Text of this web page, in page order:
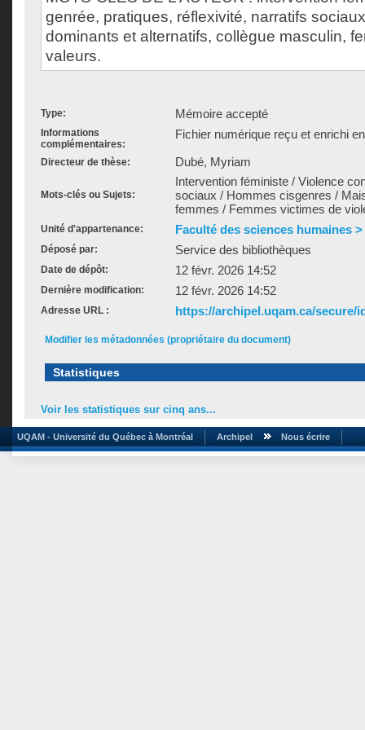
genrée, pratiques, réflexivité, narratifs
dominants et alternatifs, collègue masculin,
valeurs.
Type: Mémoire accepté
Informations
complémentaires:
Fichier numérique reçu et enrichi
Directeur de thèse: Dubé, Myriam
Mots-clés ou Sujets:
Intervention féministe / Violence
sociaux / Hommes cisgenres /
femmes / Femmes victimes de
Unité d'appartenance: Faculté des sciences humaines
Déposé par: Service des bibliothèques
Date de dépôt: 12 févr. 2026 14:52
Dernière modification: 12 févr. 2026 14:52
Adresse URL : https://archipel.uqam.ca/secure/
Modifier les métadonnées (propriétaire du document)
Statistiques
Voir les statistiques sur cinq ans...
UQAM - Université du Québec à Montréal Archipel Nous écrire